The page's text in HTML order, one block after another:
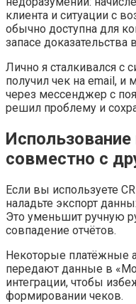
клиента и ситуации с
обычно доступна для
запасе
Лично я сталкивался с
получил чек на email, и
через мессенджер с
решил проблему и
совместно с
Если вы используете
наладьте экспорт
Это уменьшит ручную
совпадение отчётов.
Некоторые платёжные
передают данные в
интеграции, чтобы
формировании чеков.